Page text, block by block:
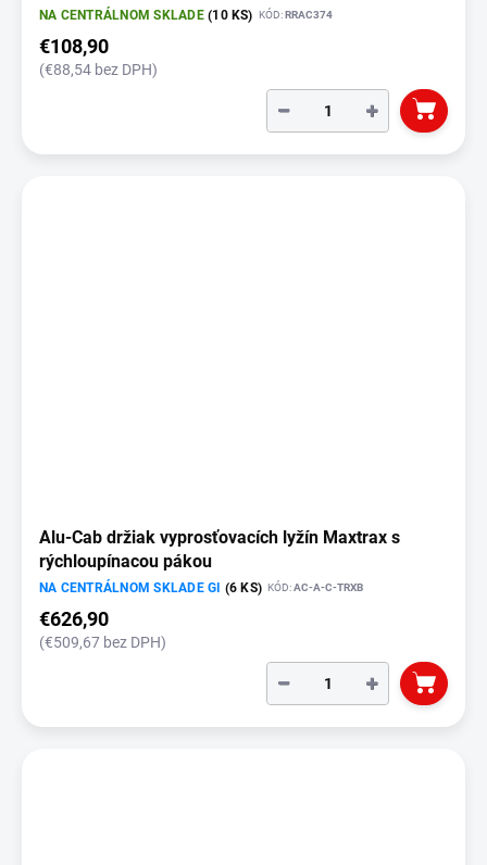
NA CENTRÁLNOM SKLADE(10 KS) KÓD:RRAC374
€108,90
(€88,54 bez DPH)
+
−
Alu-Cab držiak vyprosťovacích lyžín Maxtrax s
rýchloupínacou pákou
NA CENTRÁLNOM SKLADE GI (6 KS) KÓD:AC-A-C-TRXB
€626,90
(€509,67 bez DPH)
+
−